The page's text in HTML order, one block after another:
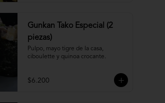
Gunkan Tako Especial (2
piezas)
Pulpo, mayo tigre de la casa,
ciboulette y quinoa crocante.
$6.200